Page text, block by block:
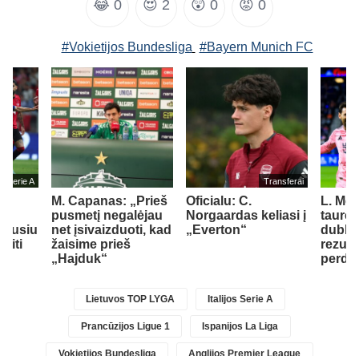
😂 0 😍 2 😲 0 😡 0
#Vokietijos Bundesliga #Bayern Munich FC
Serie A
M. Capanas: „Prieš
pusmetį negalėjau
net įsivaizduoti, kad
žaisime prieš
„Hajduk“
Transferai
Oficialu: C.
Norgaardas keliasi į
„Everton“
L.
Lietuvos TOP LYGA Italijos Serie A
Prancūzijos Ligue 1 Ispanijos La Liga
Vokietijos Bundesliga Anglijos Premier League